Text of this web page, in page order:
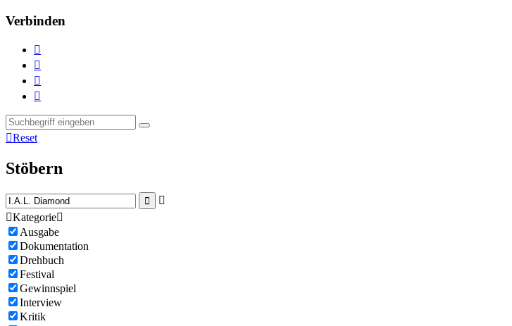
Verbinden




Reset
Stöbern


Kategorie
Ausgabe
Dokumentation
Drehbuch
Festival
Gewinnspiel
Interview
Kritik